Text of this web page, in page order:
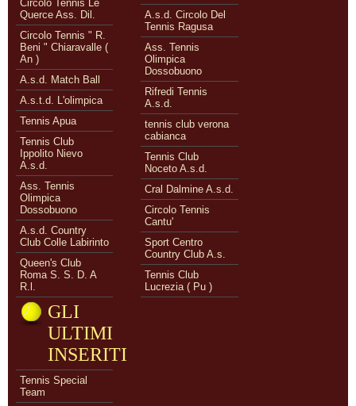
Circolo Tennis Le
Querce Ass. Dil.
Circolo Tennis " R.
Beni " Chiaravalle (
An )
A.s.d. Match Ball
A.s.t.d. L'olimpica
Tennis Apua
Tennis Club
Ippolito Nievo
A.s.d.
Ass. Tennis
Olimpica
Dossobuono
A.s.d. Country
Club Colle Labirinto
Queen's Club
Roma S. S. D. A
R.l.
A.s.d. Circolo Del
Tennis Ragusa
Ass. Tennis
Olimpica
Dossobuono
Rifredi Tennis
A.s.d.
tennis club verona
cabianca
Tennis Club
Noceto A.s.d.
Cral Dalmine A.s.d.
Circolo Tennis
Cantu'
Sport Centro
Country Club A.s.
Tennis Club
Lucrezia ( Pu )
GLI
ULTIMI
INSERITI
Tennis Special
Team